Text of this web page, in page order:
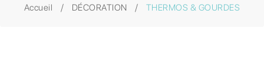
Accueil DÉCORATION THERMOS & GOURDES